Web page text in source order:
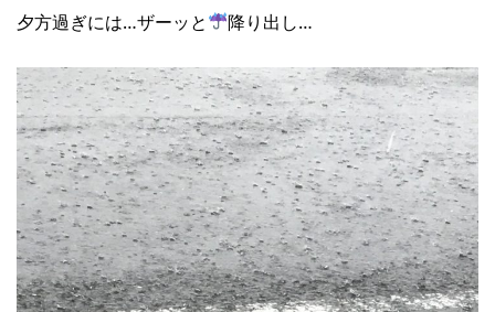
夕方過ぎには…ザーッと 降り出し…